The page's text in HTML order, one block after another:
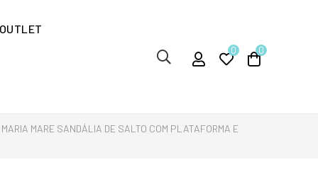
OUTLET
0 0
MARIA MARE SANDÁLIA DE SALTO COM PLATAFORMA E